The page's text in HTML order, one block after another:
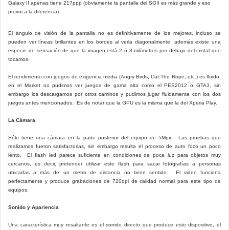
Galaxy II apenas tiene 217ppp (obviamente la pantalla del SGII es más grande y eso
provoca la diferencia).
El ángulo de visión de la pantalla no es definitivamente de los mejores, incluso se
pueden ver líneas brillantes en los bordes al verla diagonalmente, además existe una
especie de sensación de que la imagen está 2 ó 3 milímetros por debajo del cristal que
tocamos.
El rendimiento con juegos de exigencia media (Angry Birds, Cut The Rope, etc.) es fluido,
en el Market no pudimos ver juegos de gama alta como el PES2012 o GTA3, sin
embargo los descargamos por otros caminos y pudimos jugar fluidamente con los dos
juegos antes mencionados. Es de notar que la GPU es la misma que la del Xperia Play.
La Cámara
Sólo tiene una cámara en la parte posterior del equipo de 5Mpx. Las pruebas que
realizamos fueron satisfactorias, sin embargo resulta el proceso de auto foco un poco
lento. El flash led parece suficiente en condiciones de poca luz para objetos muy
cercanos, es decir, pretender utilizar este flash para sacar fotografías a personas
ubicadas a más de un metro de distancia no tiene sentido. El video funciona
perfectamente y produce grabaciones de 720dpi de calidad normal para este tipo de
equipos.
Sonido y Apariencia
Una característica muy resaltante es el sonido directo que produce este dispositivo, el